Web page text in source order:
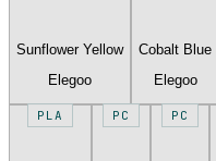
Sunflower Yellow
Elegoo
Cobalt Blue
Elegoo
PLA PC PC